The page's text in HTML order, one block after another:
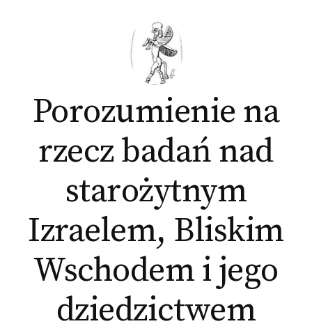
Porozumienie na
rzecz badań nad
starożytnym
Izraelem, Bliskim
Wschodem i jego
dziedzictwem